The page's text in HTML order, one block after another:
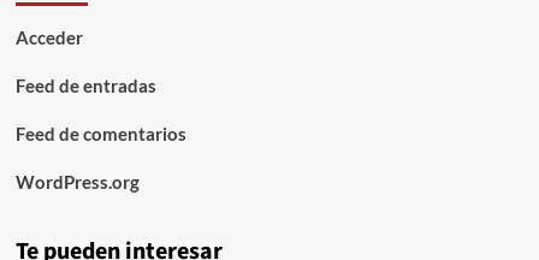
Acceder
Feed de entradas
Feed de comentarios
WordPress.org
Te pueden interesar